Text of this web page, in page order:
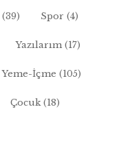
(39) Spor (4)
Yazılarım(17)
Yeme-İçme (105)
Çocuk(18)